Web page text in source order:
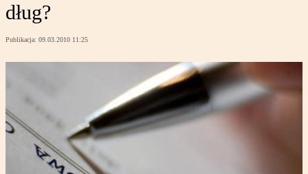
dług?
Publikacja: 09.03.2010 11:25